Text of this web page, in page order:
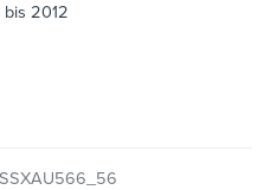
2012
SSXAU566_56